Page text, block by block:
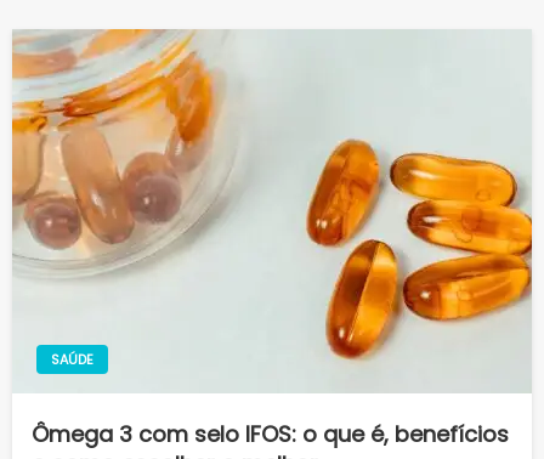
SAÚDE
Ômega 3 com selo IFOS: o que é, benefícios